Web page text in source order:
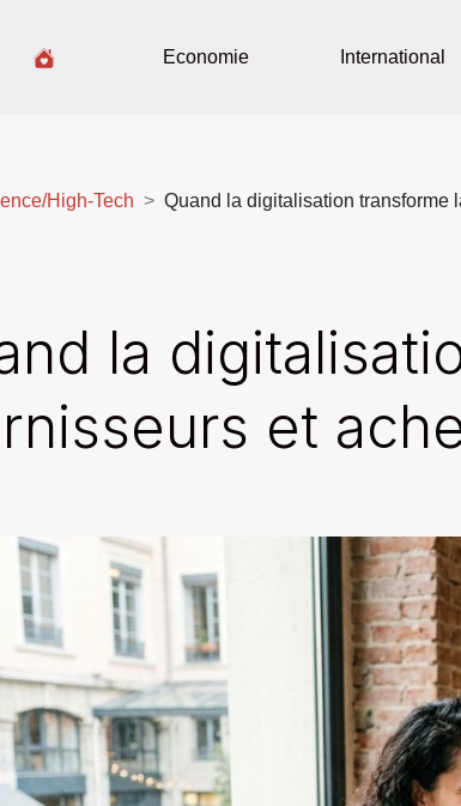
Economie International
High-Tech Quand la digitalisation transforme
la
et